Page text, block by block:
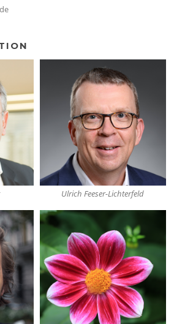
Ulrich Feeser-Lichterfeld